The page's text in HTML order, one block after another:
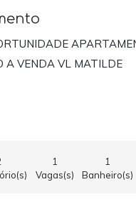
A VENDA VL MATILDE
1
Vagas(s)
1
Banheiro(s)